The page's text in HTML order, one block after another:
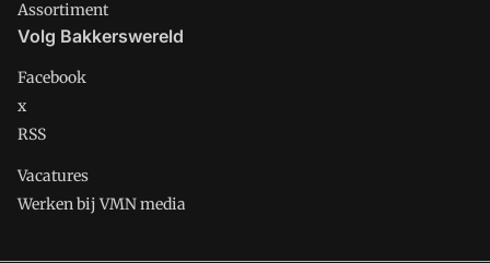
Assortiment
Volg Bakkerswereld
Facebook
x
RSS
Vacatures
Werken bij VMN media